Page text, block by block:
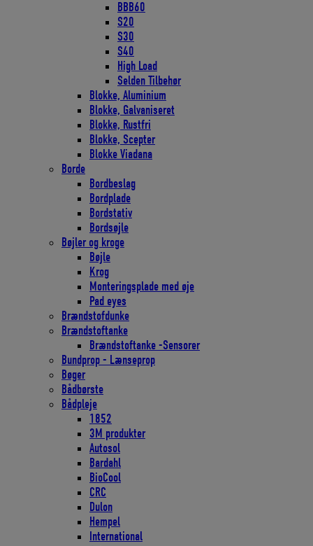
BBB60
S20
S30
S40
High Load
Selden Tilbehør
Blokke, Aluminium
Blokke, Galvaniseret
Blokke, Rustfri
Blokke, Scepter
Blokke Viadana
Borde
Bordbeslag
Bordplade
Bordstativ
Bordsøjle
Bøjler og kroge
Bøjle
Krog
Monteringsplade med øje
Pad eyes
Brændstofdunke
Brændstoftanke
Brændstoftanke -Sensorer
Bundprop - Lænseprop
Bøger
Bådbørste
Bådpleje
1852
3M produkter
Autosol
Bardahl
BioCool
CRC
Dulon
Hempel
International